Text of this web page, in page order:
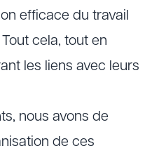
efficace du travail
cela, tout en
les liens avec leurs
nous avons de
de ces